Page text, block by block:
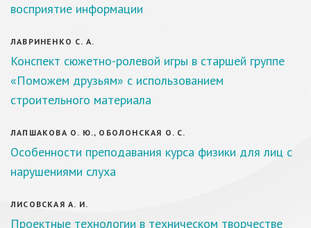
восприятие информации
ЛАВРИНЕНКО С. А.
Конспект сюжетно-ролевой игры в старшей группе
«Поможем друзьям» с использованием
строительного материала
ЛАПШАКОВА О. Ю., ОБОЛОНСКАЯ О. С.
Особенности преподавания курса физики для лиц с
нарушениями слуха
ЛИСОВСКАЯ А. И.
Проектные технологии в техническом творчестве